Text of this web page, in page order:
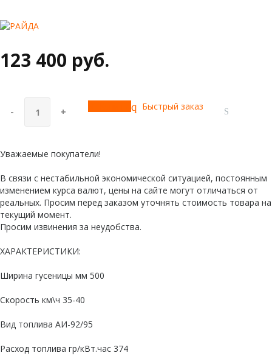
123 400 руб.
- + Быстрый заказ
Уважаемые покупатели!
В связи с нестабильной экономической ситуацией, постоянным
изменением курса валют, цены на сайте могут отличаться от
реальных. Просим перед заказом уточнять стоимость товара на
текущий момент.
Просим извинения за неудобства.
ХАРАКТЕРИСТИКИ:
Ширина гусеницы мм 500
Скорость км\ч 35-40
Вид топлива АИ-92/95
Расход топлива гр/кВт.час 374